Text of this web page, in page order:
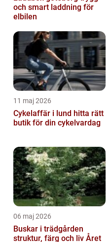
och smart laddning för
elbilen
11 maj 2026
Cykelaffär i lund hitta rätt
butik för din cykelvardag
06 maj 2026
Buskar i trädgården
struktur, färg och liv Året